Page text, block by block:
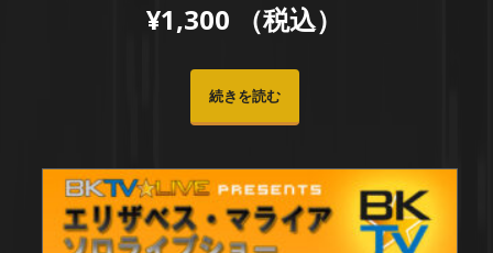
¥1,300 （税込）
続きを読む